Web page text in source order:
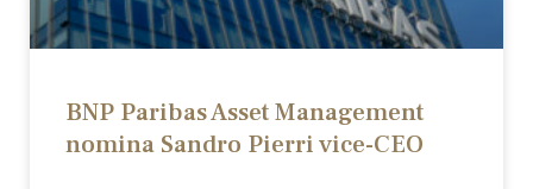
BNP Paribas Asset Management
nomina Sandro Pierri vice-CEO